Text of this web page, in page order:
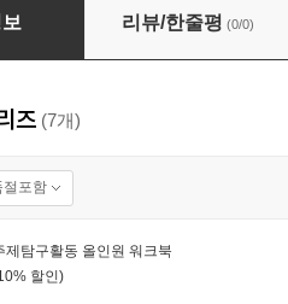
탐구활동 올인원 의약학
리뷰/한줄평 (0/0)
즈 (7개)
절포함
제탐구활동 올인원 워크북
할인)